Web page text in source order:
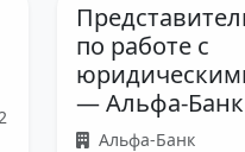
по работе с
— Альфа-Банк
Альфа-Банк